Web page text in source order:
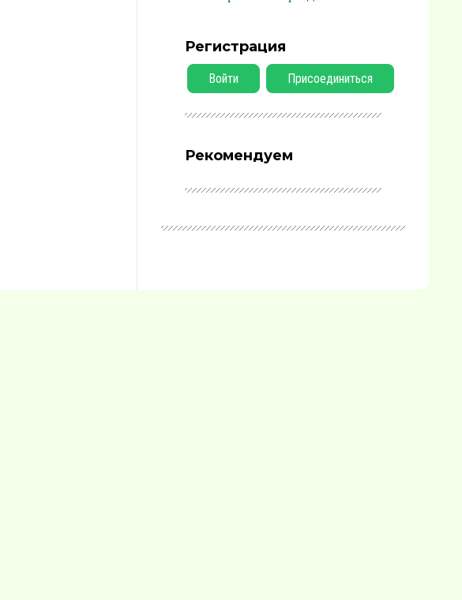
Регистрация
Войти Присоединиться
Рекомендуем